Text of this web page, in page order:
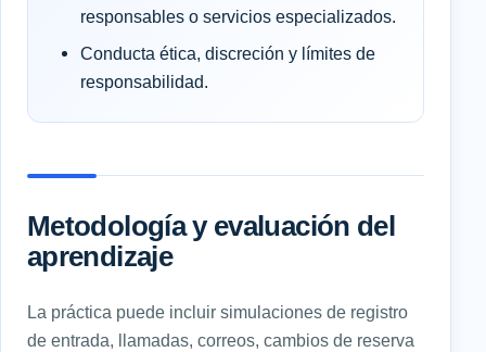
responsables o servicios especializados.
Conducta ética, discreción y límites de
responsabilidad.
Metodología y evaluación del
aprendizaje
La práctica puede incluir simulaciones de registro
de entrada, llamadas, correos, cambios de reserva